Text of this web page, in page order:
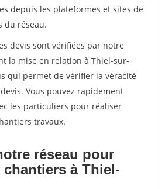
depuis les plateformes et sites de
du réseau.
devis sont vérifiées par notre
la mise en relation à Thiel-sur-
qui permet de vérifier la véracité
Vous pouvez rapidement
les particuliers pour réaliser
travaux.
réseau pour
à Thiel-